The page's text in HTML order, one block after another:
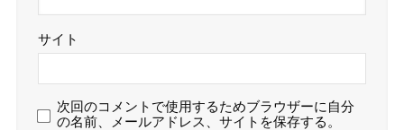
サイト
次回のコメントで使用するためブラウザーに自分
の名前、メールアドレス、サイトを保存する。